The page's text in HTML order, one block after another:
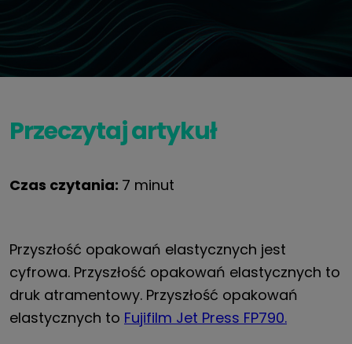
Przeczytaj artykuł
Czas czytania: 7 minut
Przyszłość opakowań elastycznych jest
cyfrowa. Przyszłość opakowań elastycznych to
druk atramentowy. Przyszłość opakowań
elastycznych to Fujifilm Jet Press FP790.